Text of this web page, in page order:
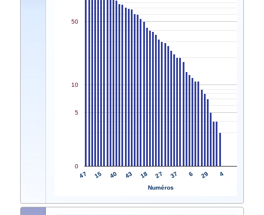
47 15 40 43 18 27 37 6 29 4
0
5
10
50
Numéros